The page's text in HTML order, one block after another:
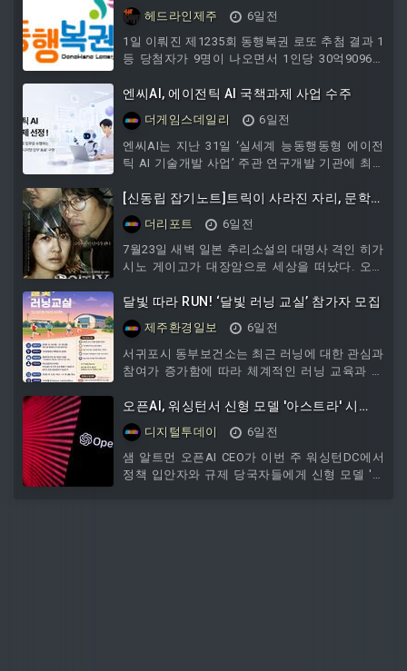
당
헤드라인제주
6일전
1일 이뤄진 제1235회 동행복권 로또 추첨 결과 1
등 당첨자가 9명이 나오면서 1인당 30억9096만
'6, 7 ,11, 15, 39, 43'으로 결정됐다. 2등 보너스번
호는 '20'.5개 번호와 보너스 숫자를 맞힌 2등은
82명이 나오면서 1인당 각각 5654만1981원씩
받게 됐다.5개 번호를 맞힌 3등은 2859명으로
162만1701원씩 지급된다.4개 번호를 맞힌 4등은
원을 받는 5등은 258만5719
엔씨AI, 에이전틱 AI 국책과제 사업 수주
더게임스데일리
6일전
엔씨AI는 지난 31일 ‘실세계 능동행동형 에이전
틱 AI 기술개발 사업’ 주관 연구개발 기관에 최종
와
[신동립 잡기노트]트릭이 사라진 자리, 문학은
무엇으로 남는가
더리포트
6일전
7월23일 새벽 일본 추리소설의 대명사 격인 히가
시노 게이고가 대장암으로 세상을 떠났다. 오사
어로 일하던 그는
달빛 따라 RUN! ‘달빛 러닝 교실’ 참가자 모집
제주환경일보
6일전
서귀포시 동부보건소는 최근 러닝에 대한 관심과
참여가 증가함에 따라 체계적인 러닝 교육과 올
과
오픈AI, 워싱턴서 신형 모델 '아스트라' 시
연..."다수 에이전트 장시간 함께 작동"
디지털투데이
6일전
샘 알트먼 오픈AI CEO가 이번 주 워싱턴DC에서
정책 입안자와 규제 당국자들에게 신형 모델 '아